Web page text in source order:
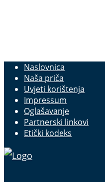
Naslovnica
Naša priča
Uvjeti korištenja
Impressum
Oglašavanje
Partnerski linkovi
Etički kodeks